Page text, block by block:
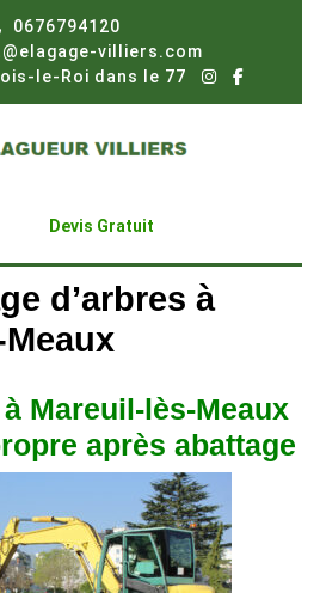
0676794120
villiers.com
le-Roi dans le 77
Devis Gratuit
d’arbres à
Mareuil-lès-Meaux
après abattage